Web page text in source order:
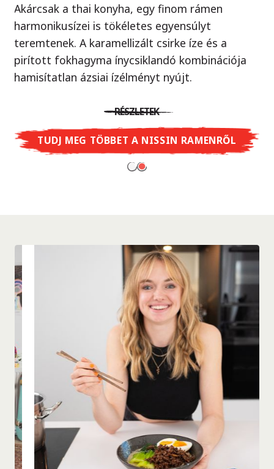
szósszal, ami egy autentikus japán street food.
Próbáld ki Te is - mintha egy valódi ázsiai piacon
járnál, ahol a wok sercegését hallod minden
sarkon.
SOBA-RÓL
Akárcsak a thai konyha, egy finom rámen
harmonikusízei is tökéletes egyensúlyt
teremtenek. A karamellizált csirke íze és a
pirított fokhagyma ínycsiklandó kombinációja
hamisítatlan ázsiai ízélményt nyújt.
RÉSZLETEK
TUDJ MEG TÖBBET A NISSIN RAMENRŐL